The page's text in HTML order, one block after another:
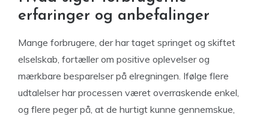
erfaringer og anbefalinger
Mange forbrugere, der har taget springet og skiftet
elselskab, fortæller om positive oplevelser og
mærkbare besparelser på elregningen. Ifølge flere
udtalelser har processen været overraskende enkel,
og flere peger på, at de hurtigt kunne gennemskue,